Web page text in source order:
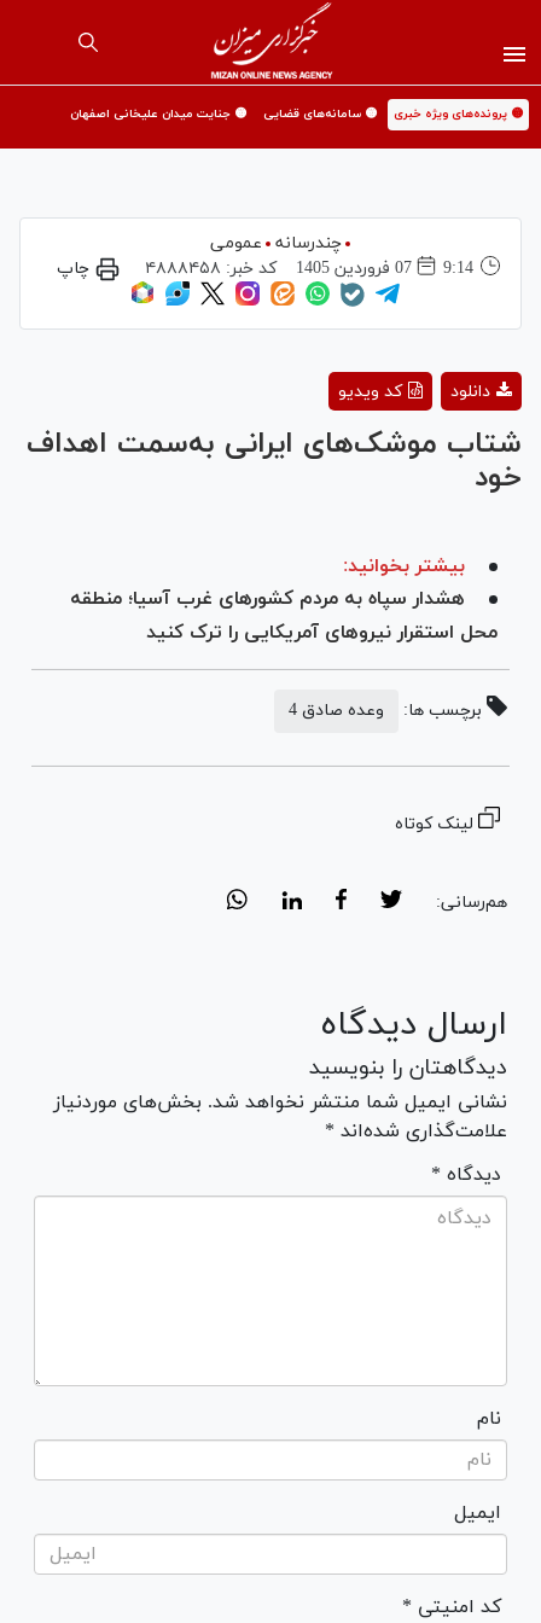
🟡 پرونده‌های ویژه خبری 🟡 سامانه‌های قضایی 🟡 جنایت میدان علیخانی اصفهان
چندرسانه
عمومی
9:14
07 فروردين 1405 کد خبر: ۴۸۸۸۴۵۸ چاپ
Video
کد ویدیو دانلود
شتاب موشک‌های ایرانی به‌سمت اهداف
خود
بیشتر بخوانید:
هشدار سپاه به مردم کشورهای غرب آسیا؛ منطقه
محل استقرار نیرو‌های آمریکایی را ترک کنید
برچسب ها: وعده صادق 4
لینک کوتاه
هم‌رسانی:
ارسال دیدگاه
دیدگاهتان را بنویسید
نشانی ایمیل شما منتشر نخواهد شد. بخش‌های موردنیاز
علامت‌گذاری شده‌اند *
* دیدگاه
نام
ایمیل
* کد امنیتی